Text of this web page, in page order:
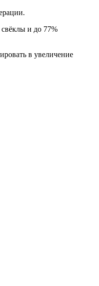
и до 77%
в увеличение